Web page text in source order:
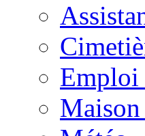
Emploi